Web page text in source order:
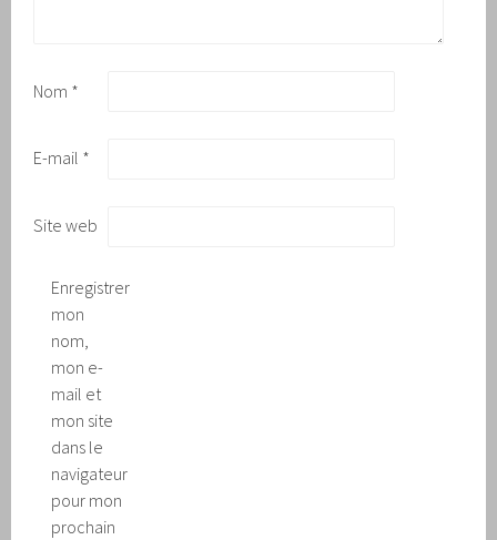
Nom *
E-mail *
Site web
Enregistrer
mon
nom,
mon e-
mail et
mon site
dans le
navigateur
pour mon
prochain